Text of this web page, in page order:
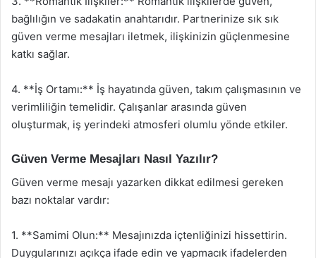
bağlılığın ve sadakatin anahtarıdır. Partnerinize sık sık
güven verme mesajları iletmek, ilişkinizin güçlenmesine
katkı sağlar.
4. **İş Ortamı:** İş hayatında güven, takım çalışmasının ve
verimliliğin temelidir. Çalışanlar arasında güven
oluşturmak, iş yerindeki atmosferi olumlu yönde etkiler.
Güven Verme Mesajları Nasıl Yazılır?
Güven verme mesajı yazarken dikkat edilmesi gereken
bazı noktalar vardır:
1. **Samimi Olun:** Mesajınızda içtenliğinizi hissettirin.
Duygularınızı açıkça ifade edin ve yapmacık ifadelerden